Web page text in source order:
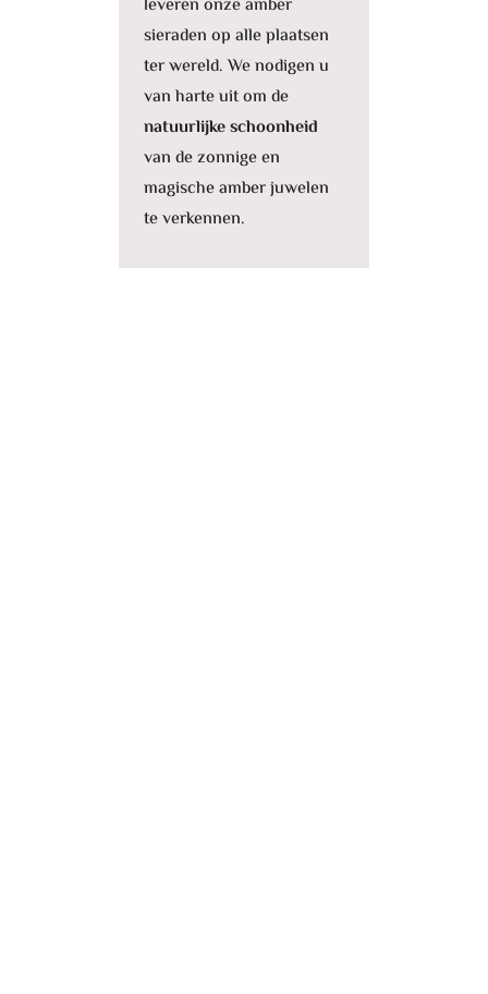
leveren onze amber
sieraden op alle plaatsen
ter wereld. We nodigen u
van harte uit om de
natuurlijke schoonheid
van de zonnige en
magische amber juwelen
te verkennen.